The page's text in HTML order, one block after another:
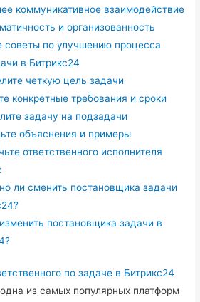
коммуникативное взаимодействие
и организованность
советы по улучшению процесса
в Битрикс24
четкую цель задачи
конкретные требования и сроки
задачу на подзадачи
объяснения и примеры
ответственного исполнителя
ли сменить постановщика задачи
постановщика задачи в
из самых популярных платформ